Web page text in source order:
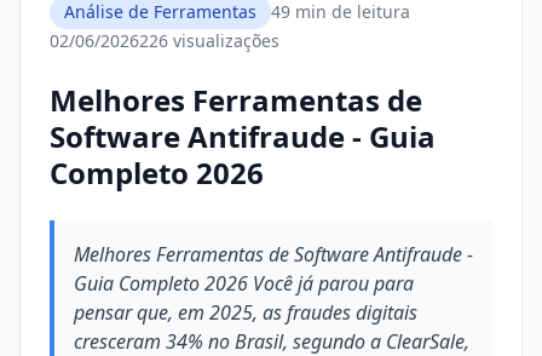
Análise de Ferramentas
49 min de leitura
02/06/2026226 visualizações
Melhores Ferramentas de
Software Antifraude - Guia
Completo 2026
Melhores Ferramentas de Software Antifraude -
Guia Completo 2026 Você já parou para
pensar que, em 2025, as fraudes digitais
cresceram 34% no Brasil, segundo a ClearSale,